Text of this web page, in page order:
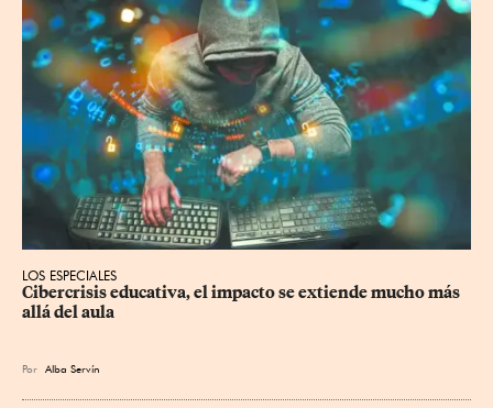
LOS ESPECIALES
Cibercrisis educativa, el impacto se extiende mucho más
allá del aula
Por Alba Servín